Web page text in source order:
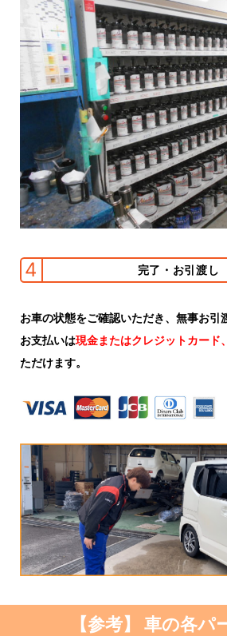
4 完了・お引渡し
お車の状態をご確認いただき、無事お引
お支払いは現金またはクレジットカード
ただけます。
【参考】 車の各パ